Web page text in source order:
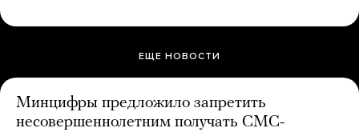
ЕЩЕ НОВОСТИ
Минцифры предложило запретить
несовершеннолетним получать СМС-